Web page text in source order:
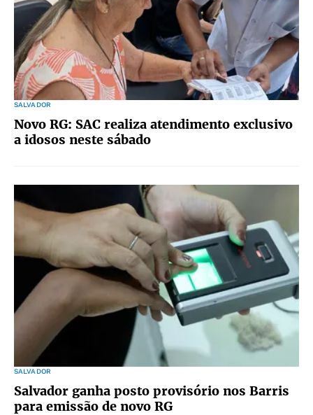
SALVADOR
Novo RG: SAC realiza atendimento exclusivo
a idosos neste sábado
SALVADOR
Salvador ganha posto provisório nos Barris
para emissão de novo RG